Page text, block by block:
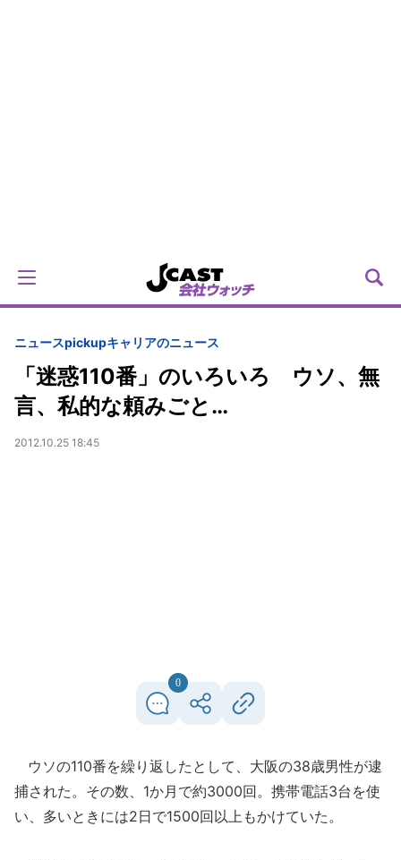
ニュースpickupキャリアのニュース
「迷惑110番」のいろいろ ウソ、無
言、私的な頼みごと…
2012.10.25 18:45
0
ウソの110番を繰り返したとして、大阪の38歳男性が逮
捕された。その数、1か月で約3000回。携帯電話3台を使
い、多いときには2日で1500回以上もかけていた。